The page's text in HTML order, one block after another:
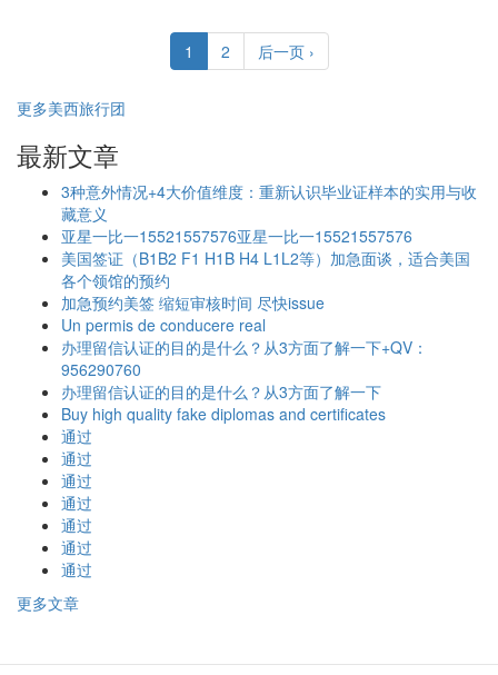
1 2 后一页 ›
更多美西旅行团
最新文章
3种意外情况+4大价值维度：重新认识毕业证样本的实用与收
藏意义
亚星一比一15521557576亚星一比一15521557576
美国签证（B1B2 F1 H1B H4 L1L2等）加急面谈，适合美国
各个领馆的预约
加急预约美签 缩短审核时间 尽快issue
Un permis de conducere real
办理留信认证的目的是什么？从3方面了解一下+QV：
956290760
办理留信认证的目的是什么？从3方面了解一下
Buy high quality fake diplomas and certificates
通过
通过
通过
通过
通过
通过
通过
更多文章